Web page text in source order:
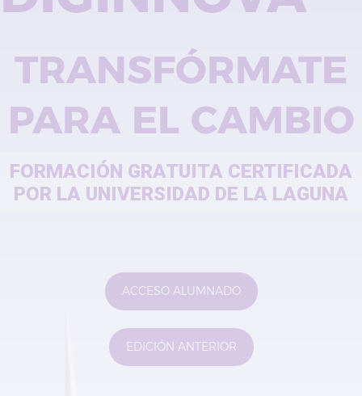
TRANSFÓRMATE
PARA EL CAMBIO
FORMACIÓN GRATUITA CERTIFICADA
POR LA UNIVERSIDAD DE LA LAGUNA
ACCESO ALUMNADO
EDICIÓN ANTERIOR